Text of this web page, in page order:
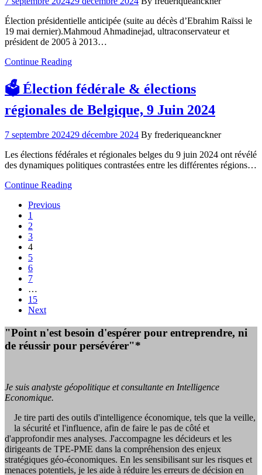
Élection présidentielle anticipée (suite au décès d’Ebrahim Raïssi le
19 mai dernier).Mahmoud Ahmadinejad, ultraconservateur et
président de 2005 à 2013…
Continue Reading
🗳️ Élection fédérale & élections
régionales de Belgique, 9 Juin 2024
7 septembre 202429 décembre 2024 By frederiqueanckner
Les élections fédérales et régionales belges du 9 juin 2024 ont révélé
des dynamiques politiques contrastées entre les différentes régions…
Continue Reading
Previous
1
2
3
4
5
6
7
…
15
Next
"Point n'est besoin d'espérer pour entreprendre, ni
de réussir pour persévérer"*
Je suis analyste géopolitique et consultante en Intelligence
Economique.
Je tire parti des outils d'intelligence économique, tels que la veille,
la sécurité et l'influence, afin de faire le pas de côté et
d'approfondir mes analyses. J'accompagne les décideurs et les
dirigeants de TPE-PME dans la compréhension des enjeux
stratégiques géo-économiques. En les sensibilisant sur les risques et
menaces potentiels, je les aide à réduire les erreurs de décision en